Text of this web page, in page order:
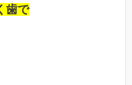
歯で